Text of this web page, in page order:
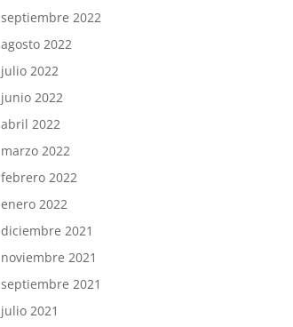
septiembre 2022
agosto 2022
julio 2022
junio 2022
abril 2022
marzo 2022
febrero 2022
enero 2022
diciembre 2021
noviembre 2021
septiembre 2021
julio 2021